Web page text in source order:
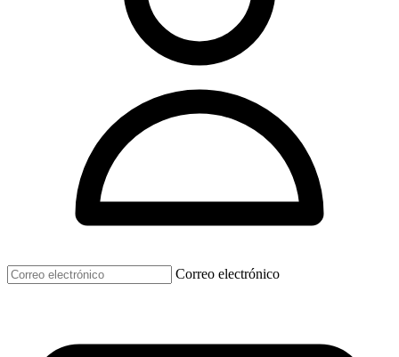
Correo electrónico